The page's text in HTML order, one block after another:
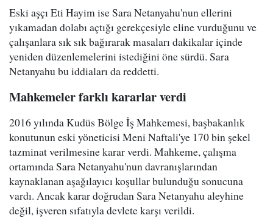
Eski aşçı Eti Hayim ise Sara Netanyahu'nun ellerini
yıkamadan dolabı açtığı gerekçesiyle eline vurduğunu ve
çalışanlara sık sık bağırarak masaları dakikalar içinde
yeniden düzenlemelerini istediğini öne sürdü. Sara
Netanyahu bu iddiaları da reddetti.
Mahkemeler farklı kararlar verdi
2016 yılında Kudüs Bölge İş Mahkemesi, başbakanlık
konutunun eski yöneticisi Meni Naftali'ye 170 bin şekel
tazminat verilmesine karar verdi. Mahkeme, çalışma
ortamında Sara Netanyahu'nun davranışlarından
kaynaklanan aşağılayıcı koşullar bulunduğu sonucuna
vardı. Ancak karar doğrudan Sara Netanyahu aleyhine
değil, işveren sıfatıyla devlete karşı verildi.